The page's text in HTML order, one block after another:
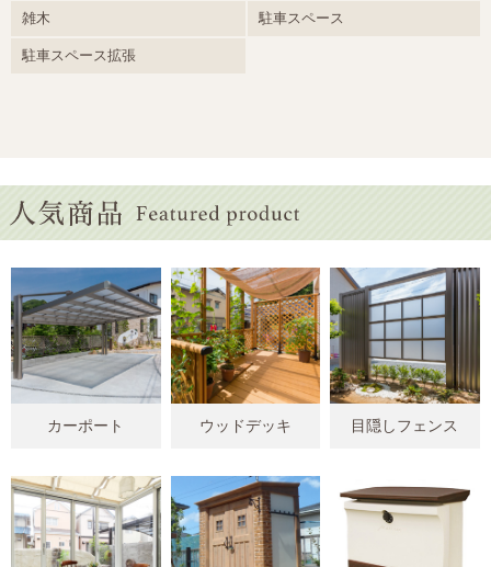
雑木 駐車スペース
駐車スペース拡張
カーポート ウッドデッキ 目隠しフェンス